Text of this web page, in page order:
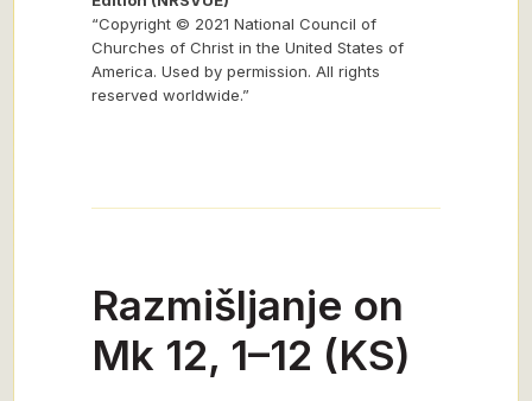
“Copyright © 2021 National Council of
Churches of Christ in the United States of
America. Used by permission. All rights
reserved worldwide.”
Razmišljanje on
Mk 12, 1–12 (KS)